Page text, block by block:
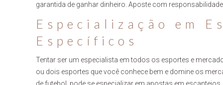
garantida de ganhar dinheiro. Aposte com
Especialização em
Específicos
Tentar ser um especialista em todos os esportes e
ou dois esportes que você conhece bem e domine os